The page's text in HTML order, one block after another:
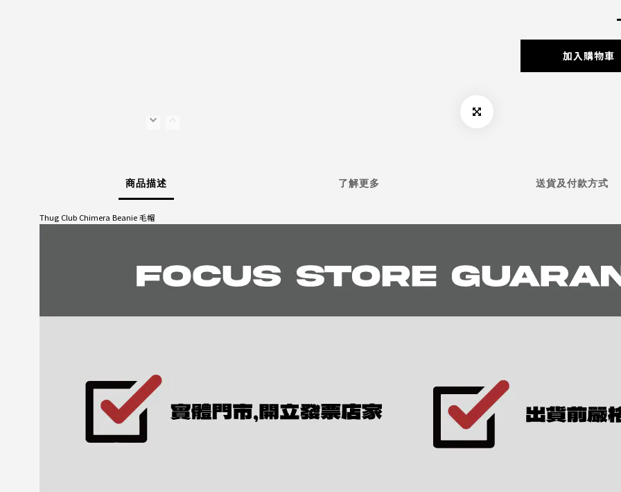
加入購物車
商品描述 了解更多 送貨及付款方式
Thug Club Chimera Beanie 毛帽